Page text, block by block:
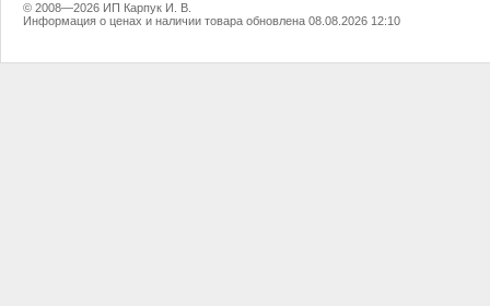
© 2008—2026 ИП Карпук И. В.
Информация о ценах и наличии товара обновлена 08.08.2026 12:10